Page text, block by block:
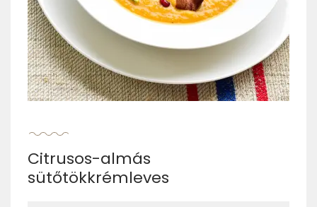
Citrusos-almás
sütőtökkrémleves